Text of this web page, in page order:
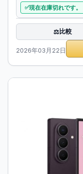
現在在庫切れです。
⚖️比較
2026年03月22日